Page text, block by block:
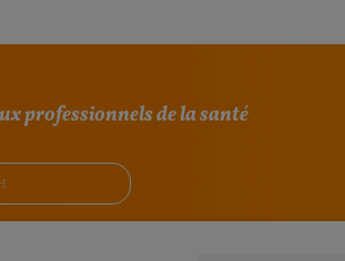
professionnels de la santé